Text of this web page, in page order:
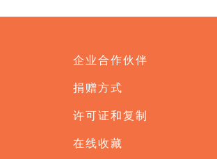
企业合作伙伴
捐赠方式
许可证和复制
在线收藏